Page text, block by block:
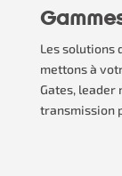
Les solutions
mettons à
Gates, leader
transmission